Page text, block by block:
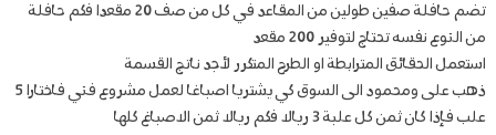
تضم حافلة صفين طولين من المقاعد في كل من صف 20 مقعدا فكم حافلة
من النوع نفسه تحتاج لتوفير 200 مقعد
استعمل الحقائق المترابطة او الطرح المتكرر لأجد ناتج القسمة
ذهب على ومحمود الى السوق كي يشتريا اصباغا لعمل مشروع فني فاختارا 5
علب فإذا كان ثمن كل علبة 3 ريالا فكم ريالا ثمن الاصباغ كلها